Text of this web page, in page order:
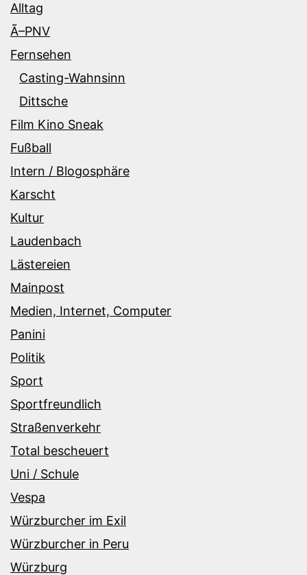
Alltag
Ã–PNV
Fernsehen
Casting-Wahnsinn
Dittsche
Film Kino Sneak
Fußball
Intern / Blogosphäre
Karscht
Kultur
Laudenbach
Lästereien
Mainpost
Medien, Internet, Computer
Panini
Politik
Sport
Sportfreundlich
Straßenverkehr
Total bescheuert
Uni / Schule
Vespa
Würzburcher im Exil
Würzburcher in Peru
Würzburg